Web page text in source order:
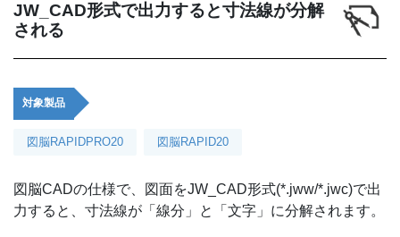
JW_CAD形式で出力すると寸法線が分解
される
対象製品
図脳RAPIDPRO20 図脳RAPID20
図脳CADの仕様で、図面をJW_CAD形式(*.jww/*.jwc)で出
力すると、寸法線が「線分」と「文字」に分解されます。